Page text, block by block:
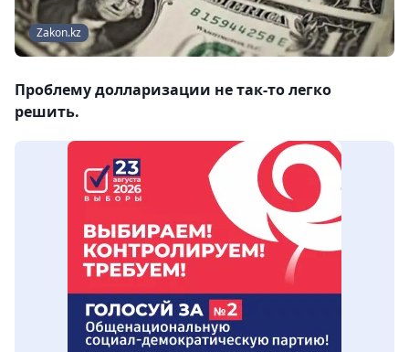
Zakon.kz
Проблему долларизации не так-то легко
решить.